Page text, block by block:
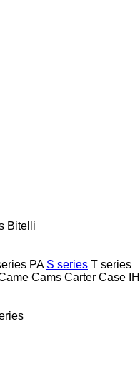
Bitelli
PA S series T series
Cams Carter Case IH